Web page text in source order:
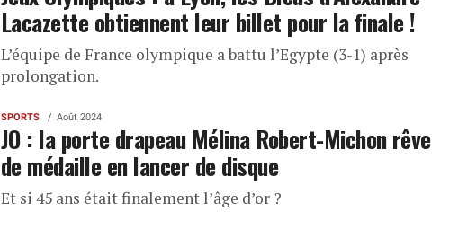
Lacazette obtiennent leur billet pour la finale !
L’équipe de France olympique a battu l’Egypte (3-1) après
prolongation.
SPORTS Août 2024
JO : la porte drapeau Mélina Robert-Michon rêve
de médaille en lancer de disque
Et si 45 ans était finalement l’âge d’or ?